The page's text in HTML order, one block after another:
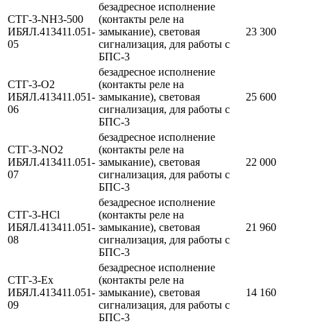
СТГ-3-NH3-500
ИБЯЛ.413411.051-
05
безадресное исполнение
(контакты реле на
замыкание), световая
сигнализация, для работы с
БПС-3
23 300
СТГ-3-O2
ИБЯЛ.413411.051-
06
безадресное исполнение
(контакты реле на
замыкание), световая
сигнализация, для работы с
БПС-3
25 600
СТГ-3-NO2
ИБЯЛ.413411.051-
07
безадресное исполнение
(контакты реле на
замыкание), световая
сигнализация, для работы с
БПС-3
22 000
СТГ-3-HCl
ИБЯЛ.413411.051-
08
безадресное исполнение
(контакты реле на
замыкание), световая
сигнализация, для работы с
БПС-3
21 960
СТГ-3-Ex
ИБЯЛ.413411.051-
09
безадресное исполнение
(контакты реле на
замыкание), световая
сигнализация, для работы с
БПС-3
14 160